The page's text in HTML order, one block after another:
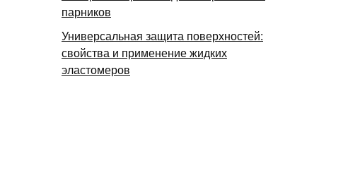
парников
Универсальная защита поверхностей:
свойства и применение жидких
эластомеров